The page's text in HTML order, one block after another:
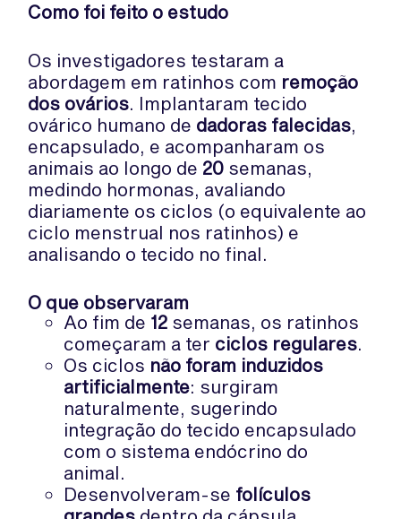
Como foi feito o estudo
Os investigadores testaram a
abordagem em ratinhos com remoção
dos ovários. Implantaram tecido
ovárico humano de dadoras falecidas,
encapsulado, e acompanharam os
animais ao longo de 20 semanas,
medindo hormonas, avaliando
diariamente os ciclos (o equivalente ao
ciclo menstrual nos ratinhos) e
analisando o tecido no final.
O que observaram
Ao fim de 12 semanas, os ratinhos
começaram a ter ciclos regulares.
Os ciclos não foram induzidos
artificialmente: surgiram
naturalmente, sugerindo
integração do tecido encapsulado
com o sistema endócrino do
animal.
Desenvolveram-se folículos